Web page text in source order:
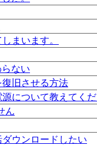
まいます。
ない
旧させる方法
について教えてく
ん
ウンロードしたい